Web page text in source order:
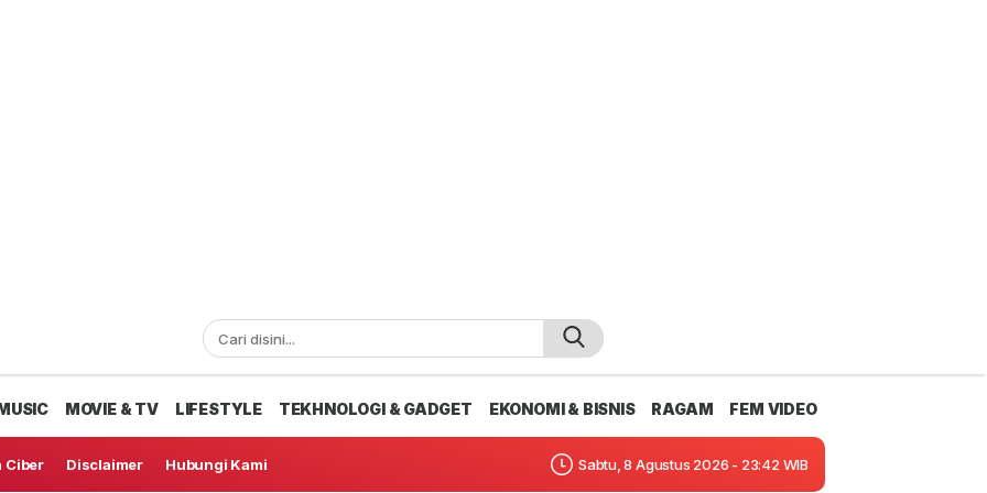
MOVIE & TV LIFESTYLE TEKHNOLOGI & GADGET EKONOMI & BISNIS RAGAM FEM VIDEO
Ciber Disclaimer Hubungi Kami Sabtu, 8 Agustus 2026 - 23:42 WIB